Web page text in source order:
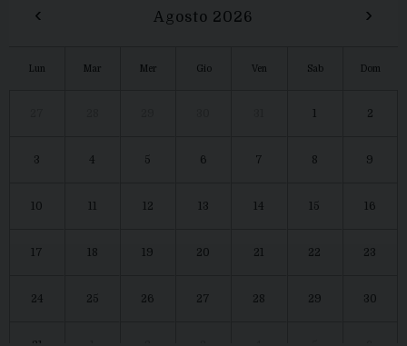
‹ Agosto 2026 ›
Lun Mar Mer Gio Ven Sab Dom
2
3 4 5 6 7 8 9
10 12 13 14 15 16
17 18 19 20 21 22 23
24 25 26 27 28 29 30